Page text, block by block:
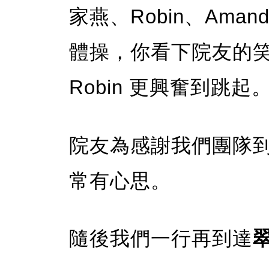
家燕、Robin、
體操，你看下院友的
Robin 更興奮到跳起
院友為感謝我們團隊
常有心思。
隨後我們一行再到達